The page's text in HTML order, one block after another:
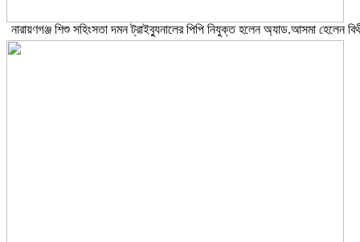
নারায়ণগঞ্জ শিশু সহিংসতা দমন ট্রাইব্যুনালের পিপি নিযুক্ত হলেন অ্যাড.আসমা হেলেন